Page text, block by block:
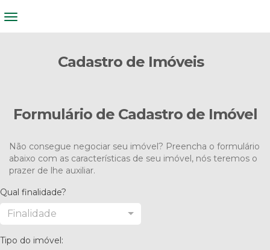
Cadastro de Imóveis
Formulário de Cadastro de Imóvel
Não consegue negociar seu imóvel? Preencha o formulário
abaixo com as características de seu imóvel, nós teremos o
prazer de lhe auxiliar.
Qual finalidade?
Finalidade
Tipo do imóvel: